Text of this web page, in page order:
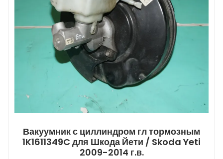
Вакуумник с циллиндром гл тормозным
1K1611349C для Шкода Йети / Skoda Yeti
2009-2014 г.в.